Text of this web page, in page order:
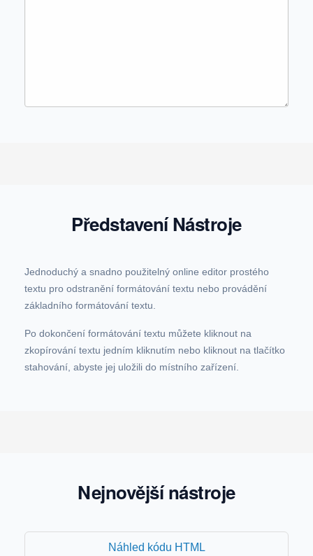
Představení Nástroje
Jednoduchý a snadno použitelný online editor prostého
textu pro odstranění formátování textu nebo provádění
základního formátování textu.
Po dokončení formátování textu můžete kliknout na
zkopírování textu jedním kliknutím nebo kliknout na tlačítko
stahování, abyste jej uložili do místního zařízení.
Nejnovější nástroje
Náhled kódu HTML